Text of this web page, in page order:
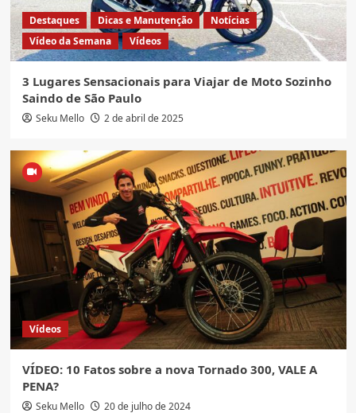
Destaques Dicas e Manutenção
Notícias
Vídeo da Semana
Vídeos
3 Lugares Sensacionais para Viajar de Moto Sozinho
Saindo de São Paulo
Seku Mello 2 de abril de 2025
Vídeos
VÍDEO: 10 Fatos sobre a nova Tornado 300, VALE A
PENA?
Seku Mello 20 de julho de 2024